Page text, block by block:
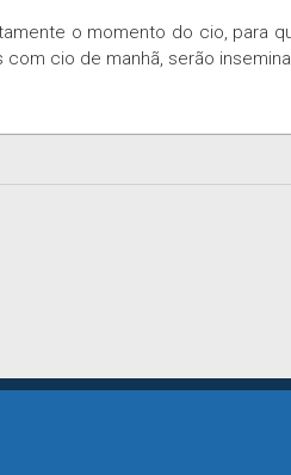
o momento do cio, para
cio de manhã, serão